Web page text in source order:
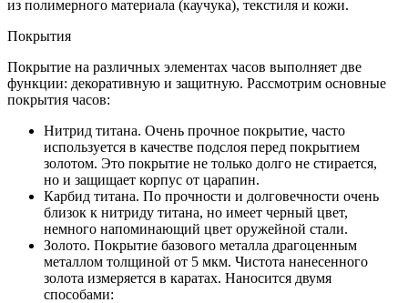
из полимерного материала (каучука), текстиля и кожи.
Покрытия
Покрытие на различных элементах часов выполняет две
функции: декоративную и защитную. Рассмотрим основные
покрытия часов:
Нитрид титана. Очень прочное покрытие, часто
используется в качестве подслоя перед покрытием
золотом. Это покрытие не только долго не стирается,
но и защищает корпус от царапин.
Карбид титана. По прочности и долговечности очень
близок к нитриду титана, но имеет черный цвет,
немного напоминающий цвет оружейной стали.
Золото. Покрытие базового металла драгоценным
металлом толщиной от 5 мкм. Чистота нанесенного
золота измеряется в каратах. Наносится двумя
способами: